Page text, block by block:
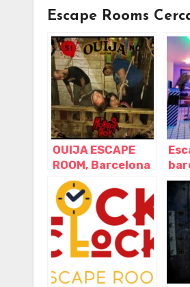
Escape Rooms
OUIJA ESCAPE
ROOM, Barcelona
– Cataluña